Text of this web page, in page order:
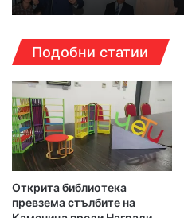
Подобни статии
Открита библиотека
превзема стълбите на